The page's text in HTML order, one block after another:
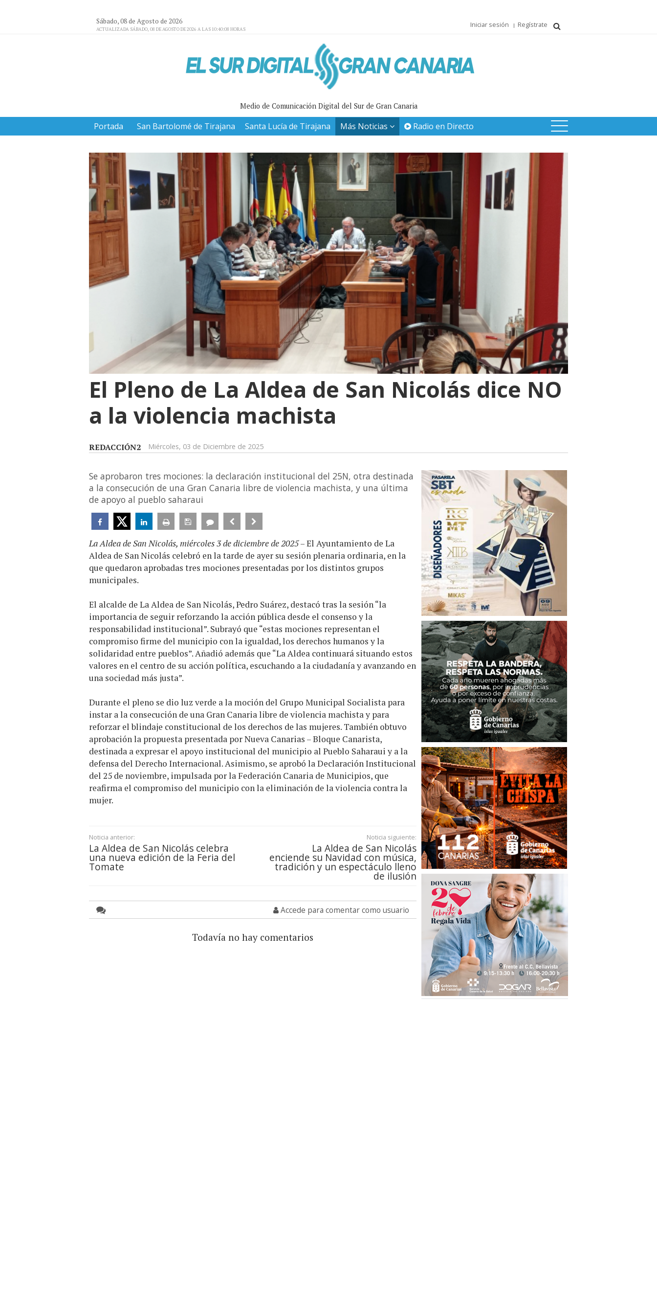
Sábado, 08 de Agosto de 2026
ACTUALIZADA SÁBADO, 08 DE AGOSTO DE 2026 A LAS 10:40:08 HORAS
Iniciar sesión Regístrate
Medio de Comunicación Digital del Sur de Gran Canaria
Portada San Bartolomé de Tirajana Santa Lucía de Tirajana Más Noticias Radio en Directo
El Pleno de La Aldea de San Nicolás dice NO
a la violencia machista
REDACCIÓN2 Miércoles, 03 de Diciembre de 2025
Se aprobaron tres mociones: la declaración institucional del 25N, otra destinada
a la consecución de una Gran Canaria libre de violencia machista, y una última
de apoyo al pueblo saharaui
La Aldea de San Nicolás, miércoles 3 de diciembre de 2025– El Ayuntamiento de La
Aldea de San Nicolás celebró en la tarde de ayer su sesión plenaria ordinaria, en la
que quedaron aprobadas tres mociones presentadas por los distintos grupos
municipales.
El alcalde de La Aldea de San Nicolás, Pedro Suárez, destacó tras la sesión “la
importancia de seguir reforzando la acción pública desde el consenso y la
responsabilidad institucional”. Subrayó que “estas mociones representan el
compromiso firme del municipio con la igualdad, los derechos humanos y la
solidaridad entre pueblos”. Añadió además que “La Aldea continuará situando estos
valores en el centro de su acción política, escuchando a la ciudadanía y avanzando en
una sociedad más justa”.
Durante el pleno se dio luz verde a la moción del Grupo Municipal Socialista para
instar a la consecución de una Gran Canaria libre de violencia machista y para
reforzar el blindaje constitucional de los derechos de las mujeres. También obtuvo
aprobación la propuesta presentada por Nueva Canarias – Bloque Canarista,
destinada a expresar el apoyo institucional del municipio al Pueblo Saharaui y a la
defensa del Derecho Internacional. Asimismo, se aprobó la Declaración Institucional
del 25 de noviembre, impulsada por la Federación Canaria de Municipios, que
reafirma el compromiso del municipio con la eliminación de la violencia contra la
mujer.
Noticia anterior:
La Aldea de San Nicolás celebra
una nueva edición de la Feria del
Tomate
Noticia siguiente:
La Aldea de San Nicolás
enciende su Navidad con música,
tradición y un espectáculo lleno
de ilusión
Accede para comentar como usuario
Todavía no hay comentarios